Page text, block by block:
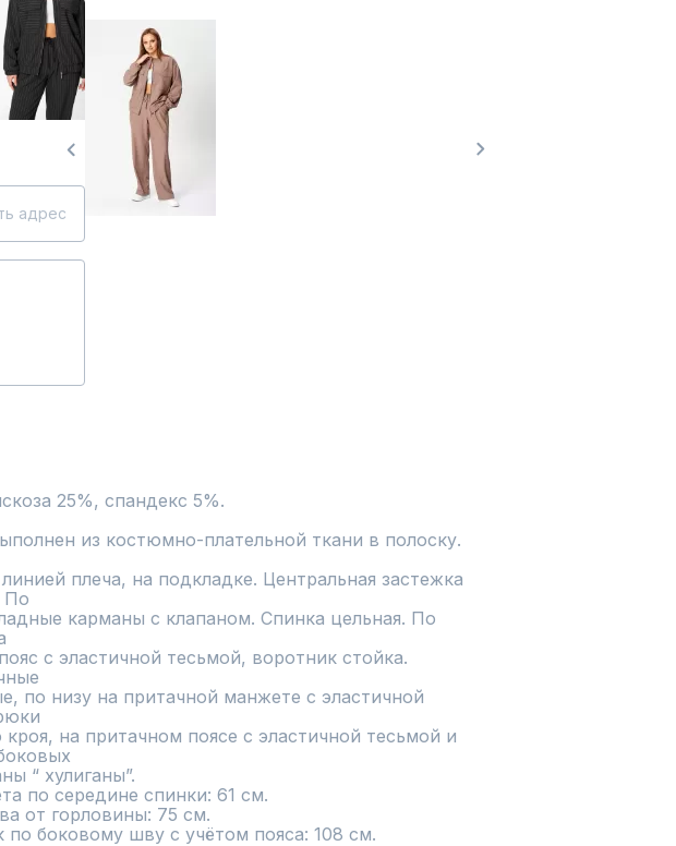
адрес
25%, спандекс 5%.
из костюмно-плательной ткани в полоску.
плеча, на подкладке. Центральная застежка
По
карманы с клапаном. Спинка цельная. По
с эластичной тесьмой, воротник стойка.
по низу на притачной манжете с эластичной
кроя, на притачном поясе с эластичной тесьмой и
“ хулиганы”.
по середине спинки: 61 см.
от горловины: 75 см.
боковому шву с учётом пояса: 108 см.